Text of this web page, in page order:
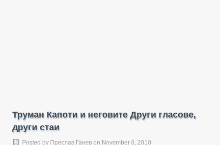
Труман Капоти и неговите Други гласове,
други стаи
Posted by Преслав Ганев on November 8, 2010